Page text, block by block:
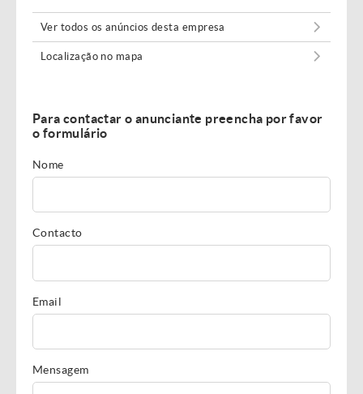
Ver todos os anúncios desta empresa
Localização no mapa
Para contactar o anunciante preencha por favor
o formulário
Nome
Contacto
Email
Mensagem